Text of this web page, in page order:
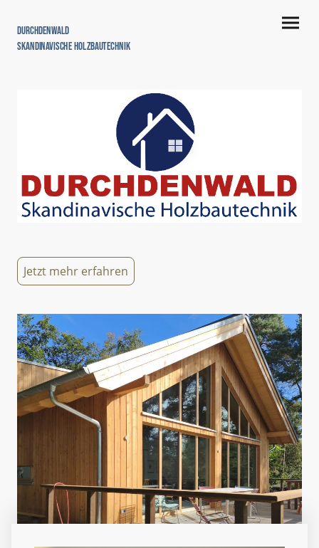
Durchdenwald
Skandinavische Holzbautechnik
Jetzt mehr erfahren